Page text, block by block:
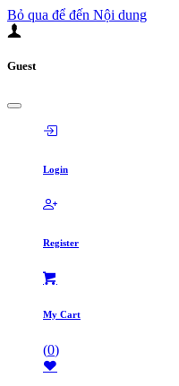
Bỏ qua để đến Nội dung
Guest
Login
Register
My Cart
(0)